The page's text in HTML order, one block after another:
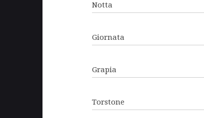
Notta
Giornata
Grapia
Torstone